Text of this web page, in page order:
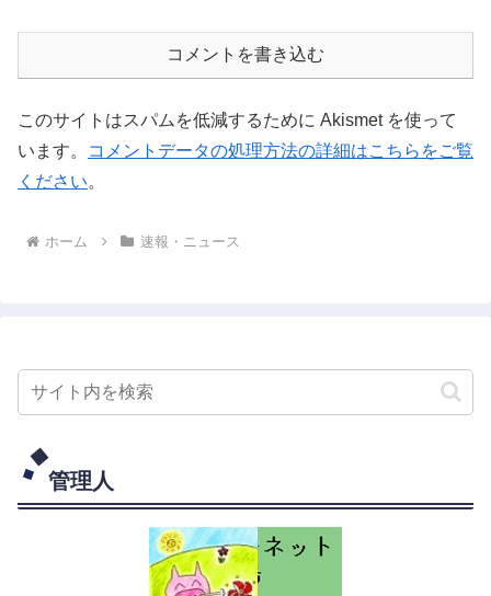
コメントを書き込む
このサイトはスパムを低減するために Akismet を使って
います。
コメントデータの処理方法の詳細はこちらをご覧
ください。
ホーム 速報・ニュース
管理人